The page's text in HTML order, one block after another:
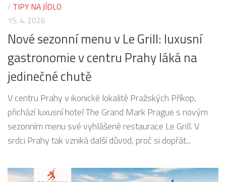
/ TIPY NA JÍDLO
15. 4. 2026
Nové sezonní menu v Le Grill: luxusní
gastronomie v centru Prahy láká na
jedinečné chutě
V centru Prahy v ikonické lokalitě Pražských Příkop,
přichází luxusní hotel The Grand Mark Prague s novým
sezonním menu své vyhlášené restaurace Le Grill. V
srdci Prahy tak vzniká další důvod, proč si dopřát...